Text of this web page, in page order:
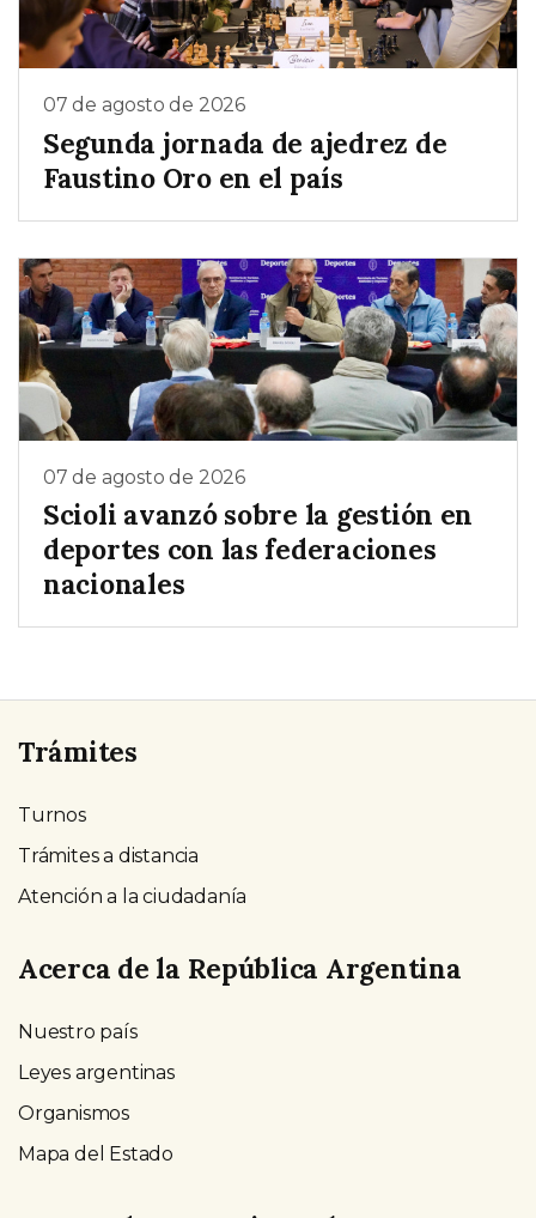
07 de agosto de 2026
Segunda jornada de ajedrez de
Faustino Oro en el país
07 de agosto de 2026
Scioli avanzó sobre la gestión en
deportes con las federaciones
nacionales
Trámites
Turnos
Trámites a distancia
Atención a la ciudadanía
Acerca de la República Argentina
Nuestro país
Leyes argentinas
Organismos
Mapa del Estado